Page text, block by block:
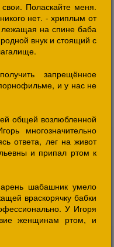
Поласкайте меня.
нет. - хриплым от
лежащая на спине баба
внук и стоящий с
запрещённое
и у нас не
общей возлюбленной
многозначительно
ответа, лег на живот
и припал ртом к
шабашник умело
враскорячку бабки
У Игоря
женщинам ртом, и